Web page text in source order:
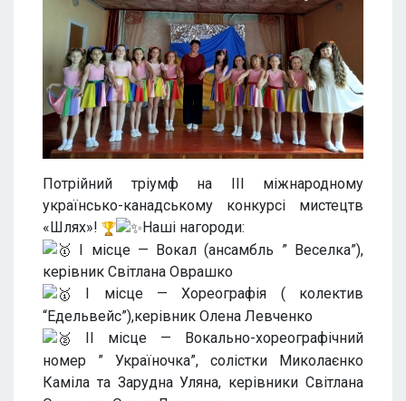
Потрійний тріумф на ІІІ міжнародному
українсько-канадському конкурсі мистецтв
«Шлях»!
Наші нагороди:
I місце — Вокал (ансамбль ” Веселка”),
керівник Світлана Оврашко
I місце — Хореографія ( колектив
“Едельвейс”),керівник Олена Левченко
II місце — Вокально-хореографічний
номер ” Україночка”, солістки Миколаєнко
Каміла та Зарудна Уляна, керівники Світлана